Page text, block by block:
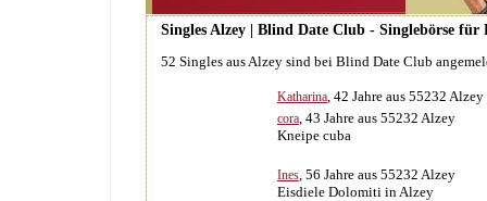
Singles Alzey | Blind Date Club - Singlebörse
52 Singles aus Alzey sind bei Blind Date Club
Katharina, 42 Jahre aus 55232 Alzey
cora, 43 Jahre aus 55232 Alzey
Kneipe cuba
Ines, 56 Jahre aus 55232 Alzey
Eisdiele Dolomiti in Alzey